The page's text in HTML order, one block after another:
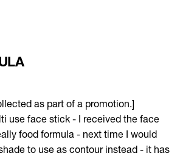
as part of a promotion.]
use face stick - I received the face
food formula - next time I would
to use as contour instead - it has